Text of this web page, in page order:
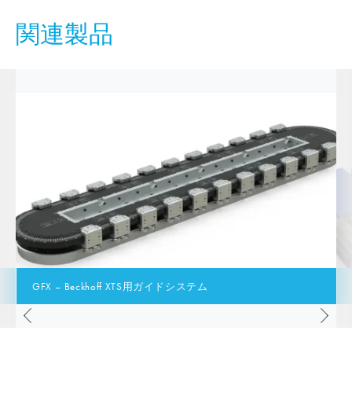
関連製品
GFX – Beckhoff XTS用ガイドシステム